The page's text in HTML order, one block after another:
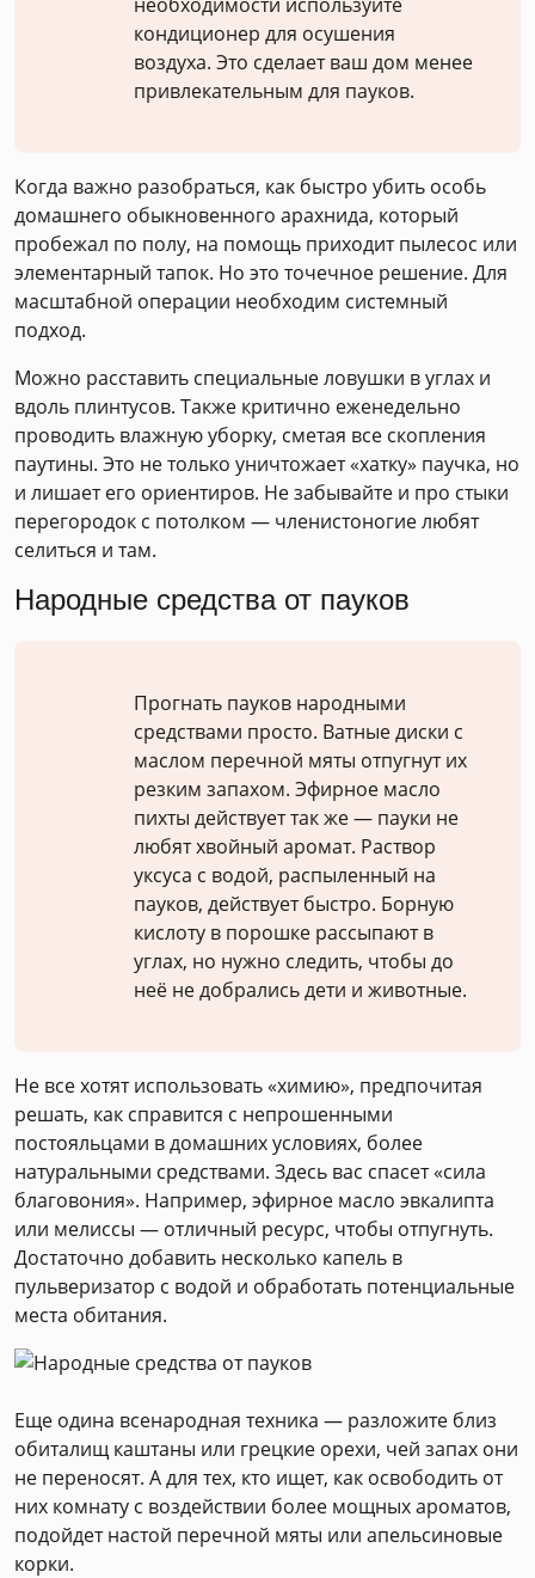
кондиционер для осушения
воздуха. Это сделает ваш дом менее
привлекательным для пауков.
Когда важно разобраться, как быстро убить особь
домашнего обыкновенного арахнида, который
пробежал по полу, на помощь приходит пылесос или
элементарный тапок. Но это точечное решение. Для
масштабной операции необходим системный
подход.
Можно расставить специальные ловушки в углах и
вдоль плинтусов. Также критично еженедельно
проводить влажную уборку, сметая все скопления
паутины. Это не только уничтожает «хатку» паучка, но
и лишает его ориентиров. Не забывайте и про стыки
перегородок с потолком — членистоногие любят
селиться и там.
Народные средства от пауков
Прогнать пауков народными
средствами просто. Ватные диски с
маслом перечной мяты отпугнут их
резким запахом. Эфирное масло
пихты действует так же — пауки не
любят хвойный аромат. Раствор
уксуса с водой, распыленный на
пауков, действует быстро. Борную
кислоту в порошке рассыпают в
углах, но нужно следить, чтобы до
неё не добрались дети и животные.
Не все хотят использовать «химию», предпочитая
решать, как справится с непрошенными
постояльцами в домашних условиях, более
натуральными средствами. Здесь вас спасет «сила
благовония». Например, эфирное масло эвкалипта
или мелиссы — отличный ресурс, чтобы отпугнуть.
Достаточно добавить несколько капель в
пульверизатор с водой и обработать потенциальные
места обитания.
Еще одина всенародная техника — разложите близ
обиталищ каштаны или грецкие орехи, чей запах они
не переносят. А для тех, кто ищет, как освободить от
них комнату с воздействии более мощных ароматов,
подойдет настой перечной мяты или апельсиновые
корки.